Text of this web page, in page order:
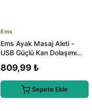
Ems
Ems Ayak Masaj Aleti -
USB Güçlü Kan Dolaşımı
Masaj Cihazı
809,99 ₺
Sepete Ekle